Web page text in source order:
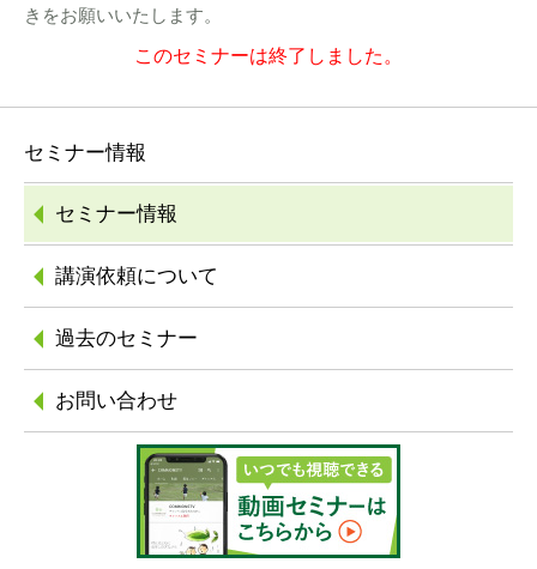
きをお願いいたします。
このセミナーは終了しました。
セミナー情報
セミナー情報
講演依頼について
過去のセミナー
お問い合わせ